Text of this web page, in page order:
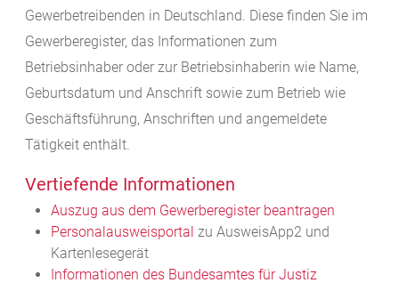
Gewerbetreibenden in Deutschland. Diese finden Sie im
Gewerberegister, das Informationen zum
Betriebsinhaber oder zur Betriebsinhaberin wie Name,
Geburtsdatum und Anschrift sowie zum Betrieb wie
Geschäftsführung, Anschriften und angemeldete
Tätigkeit enthält.
Vertiefende Informationen
Auszug aus dem Gewerberegister beantragen
Personalausweisportal zu AusweisApp2 und
Kartenlesegerät
Informationen des Bundesamtes für Justiz